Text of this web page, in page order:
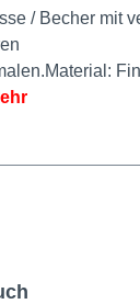
/ Becher mit